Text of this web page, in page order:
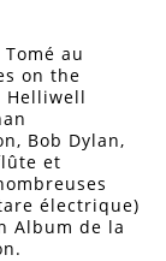
au
on the
Helliwell
Bob Dylan,
et
électrique)
Album de la